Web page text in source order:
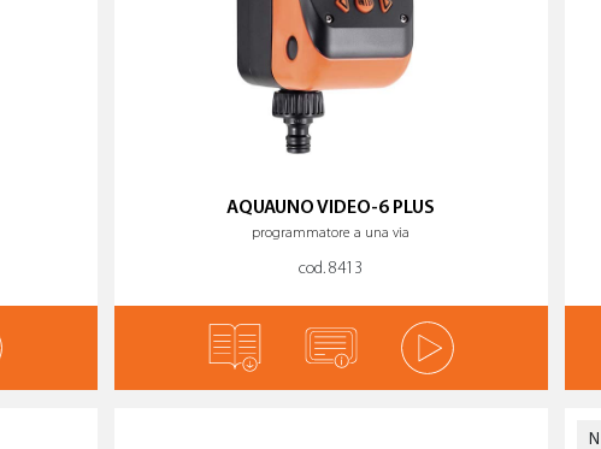
AQUAUNO VIDEO-6 PLUS
programmatore a una via
cod. 8413